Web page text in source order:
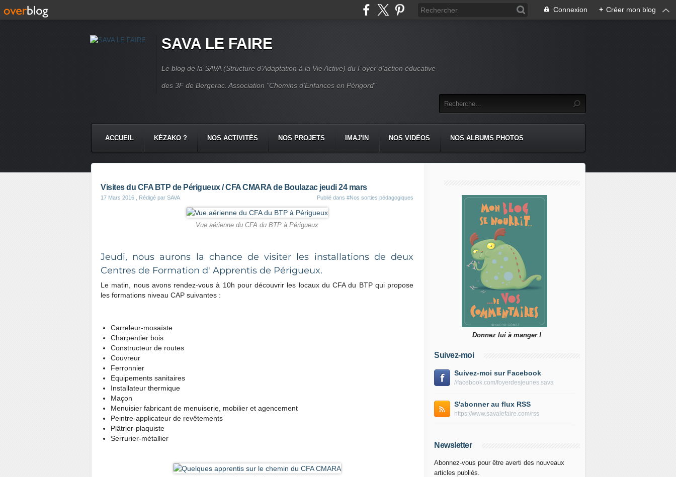
Connexion + Créer mon blog
SAVA LE FAIRE
Le blog de la SAVA (Structure d'Adaptation à la Vie Active) du Foyer d'action éducative
des 3F de Bergerac. Association "Chemins d'Enfances en Périgord"
ACCUEIL KÉZAKO ? NOS ACTIVITÉS NOS PROJETS IMAJ'IN NOS VIDÉOS NOS ALBUMS PHOTOS
Visites du CFA BTP de Périgueux / CFA CMARA de Boulazac jeudi 24 mars
17 Mars 2016 , Rédigé par SAVA Publié dans #Nos sorties pédagogiques
Vue aérienne du CFA du BTP à Périgueux
Jeudi, nous aurons la chance de visiter les installations de deux
Centres de Formation d' Apprentis de Périgueux.
Le matin, nous avons rendez-vous à 10h pour découvrir les locaux du CFA du BTP qui propose
les formations niveau CAP suivantes :
Carreleur-mosaïste
Charpentier bois
Constructeur de routes
Couvreur
Ferronnier
Equipements sanitaires
Installateur thermique
Maçon
Menuisier fabricant de menuiserie, mobilier et agencement
Peintre-applicateur de revêtements
Plâtrier-plaquiste
Serrurier-métallier
Donnez lui à manger !
Suivez-moi
Suivez-moi sur Facebook
//facebook.com/foyerdesjeunes.sava
S'abonner au flux RSS
https://www.savalefaire.com/rss
Newsletter
Abonnez-vous pour être averti des nouveaux
articles publiés.